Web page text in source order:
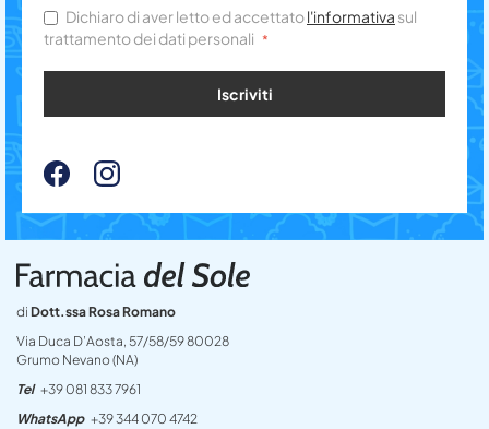
di Dott.ssa Rosa Romano
Via Duca D’Aosta, 57/58/59 80028
Grumo Nevano (NA)
Tel +39 081 833 7961
WhatsApp +39 344 070 4742
Dichiaro di aver letto ed accettatol'informativa sul
trattamento dei dati personali
Iscriviti